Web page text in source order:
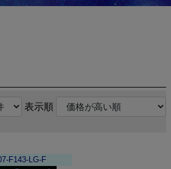
表示順
F143-LG-F